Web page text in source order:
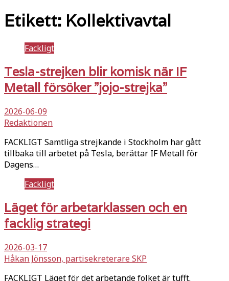
Etikett: Kollektivavtal
Fackligt
Tesla-strejken blir komisk när IF
Metall försöker ”jojo-strejka”
2026-06-09
Redaktionen
FACKLIGT Samtliga strejkande i Stockholm har gått
tillbaka till arbetet på Tesla, berättar IF Metall för
Dagens…
Fackligt
Läget för arbetarklassen och en
facklig strategi
2026-03-17
Håkan Jönsson, partisekreterare SKP
FACKLIGT Läget för det arbetande folket är tufft.